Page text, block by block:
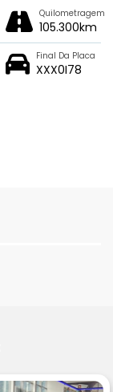
Quilometragem
105.300km
Final Da Placa
XXX0I78